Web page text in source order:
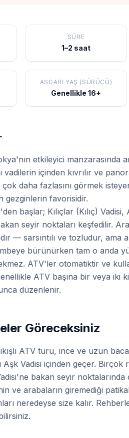
SÜRE
1–2 saat
ASGARI YAŞ (SÜRÜCÜ)
Genellikle 16+
etkileyici manzarasında
içinden kıvrılır ve
daha fazlasını görmek
gezginlerin favorisidir.
başlar; Kılıçlar (Kılıç)
seyir noktaları keşfedilir.
— sarsıntılı ve tozludur,
bürünürken tam o anda
ATV'ler otomatiktir ve
ATV başına bir veya iki
düzenlenir.
Göreceksiniz
ATV turu, ince ve uzun
Aşk Vadisi içinden geçer.
bakan seyir noktalarında
ve arabaların giremediği
neredeyse size kalır.